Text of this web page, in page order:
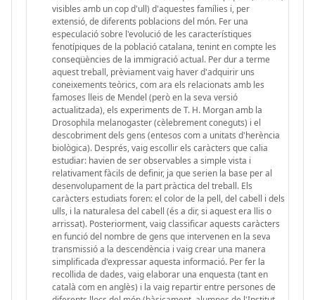
visibles amb un cop d'ull) d'aquestes famílies i, per
extensió, de diferents poblacions del món. Fer una
especulació sobre l'evolució de les característiques
fenotípiques de la població catalana, tenint en compte les
conseqüències de la immigració actual. Per dur a terme
aquest treball, prèviament vaig haver d'adquirir uns
coneixements teòrics, com ara els relacionats amb les
famoses lleis de Mendel (però en la seva versió
actualitzada), els experiments de T. H. Morgan amb la
Drosophila melanogaster (cèlebrement coneguts) i el
descobriment dels gens (entesos com a unitats d'herència
biològica). Després, vaig escollir els caràcters que calia
estudiar: havien de ser observables a simple vista i
relativament fàcils de definir, ja que serien la base per al
desenvolupament de la part pràctica del treball. Els
caràcters estudiats foren: el color de la pell, del cabell i dels
ulls, i la naturalesa del cabell (és a dir, si aquest era llis o
arrissat). Posteriorment, vaig classificar aquests caràcters
en funció del nombre de gens que intervenen en la seva
transmissió a la descendència i vaig crear una manera
simplificada d'expressar aquesta informació. Per fer la
recollida de dades, vaig elaborar una enquesta (tant en
català com en anglès) i la vaig repartir entre persones de